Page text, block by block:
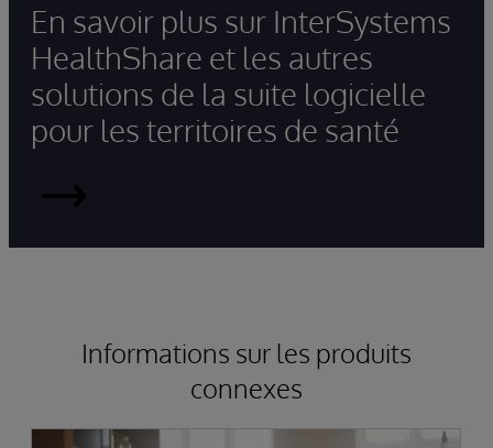
En savoir plus sur InterSystems
HealthShare et les autres
solutions de la suite logicielle
pour les territoires de santé
HealthShare
Informations sur les produits
connexes